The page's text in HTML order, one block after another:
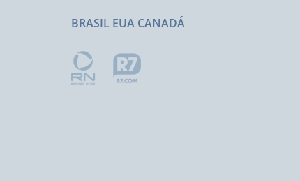
BRASIL EUA CANADÁ